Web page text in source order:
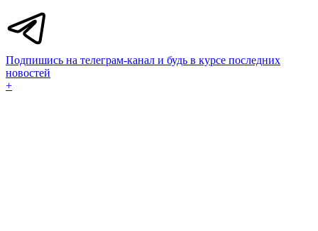
Подпишись на телеграм-канал и будь в курсе последних
новостей
+